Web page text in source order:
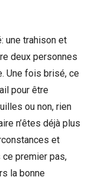
une trahison et
deux personnes
Une fois brisé, ce
pour être
ou non, rien
n’êtes déjà plus
et
ce premier pas,
la bonne